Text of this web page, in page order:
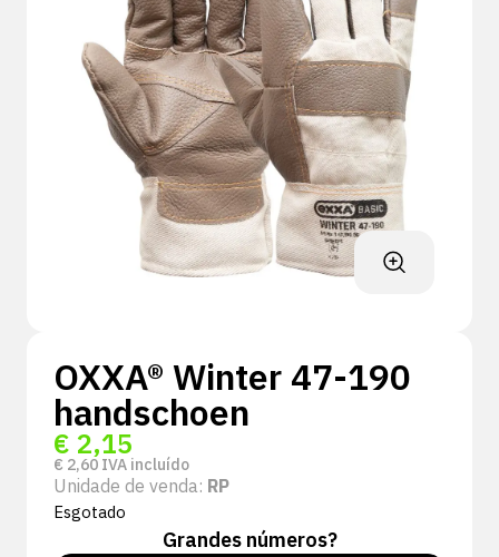
OXXA® Winter 47-190
handschoen
€ 2,15
€ 2,60 IVA incluído
Unidade de venda: RP
Esgotado
Grandes números?